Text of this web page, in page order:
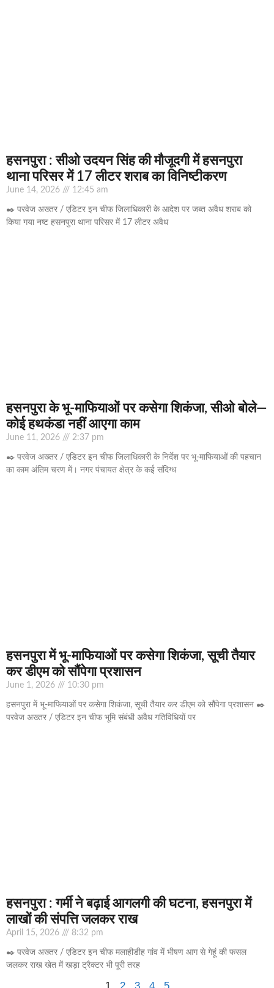
हसनपुरा : सीओ उदयन सिंह की मौजूदगी में हसनपुरा
थाना परिसर में 17 लीटर शराब का विनिष्टीकरण
June 14, 2026 12:45 am
✒️ परवेज अख्तर / एडिटर इन चीफ जिलाधिकारी के आदेश पर जब्त अवैध शराब को
किया गया नष्ट हसनपुरा थाना परिसर में 17 लीटर अवैध
हसनपुरा के भू-माफियाओं पर कसेगा शिकंजा, सीओ बोले—
कोई हथकंडा नहीं आएगा काम
June 11, 2026 2:37 pm
✒️ परवेज अख्तर / एडिटर इन चीफ जिलाधिकारी के निर्देश पर भू-माफियाओं की पहचान
का काम अंतिम चरण में। नगर पंचायत क्षेत्र के कई संदिग्ध
हसनपुरा में भू-माफियाओं पर कसेगा शिकंजा, सूची तैयार
कर डीएम को सौंपेगा प्रशासन
June 1, 2026 10:30 pm
हसनपुरा में भू-माफियाओं पर कसेगा शिकंजा, सूची तैयार कर डीएम को सौंपेगा प्रशासन ✒️
परवेज अख्तर / एडिटर इन चीफ भूमि संबंधी अवैध गतिविधियों पर
हसनपुरा : गर्मी ने बढ़ाई आगलगी की घटना, हसनपुरा में
लाखों की संपत्ति जलकर राख
April 15, 2026 8:32 pm
✒️ परवेज अख्तर / एडिटर इन चीफ मलाहीडीह गांव में भीषण आग से गेहूं की फसल
जलकर राख खेत में खड़ा ट्रैक्टर भी पूरी तरह